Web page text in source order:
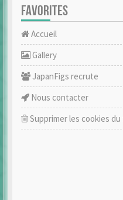
FAVORITES
Accueil
Gallery
JapanFigs recrute
Nous contacter
Supprimer les cookies